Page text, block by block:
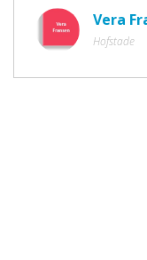
Vera
Hofstade